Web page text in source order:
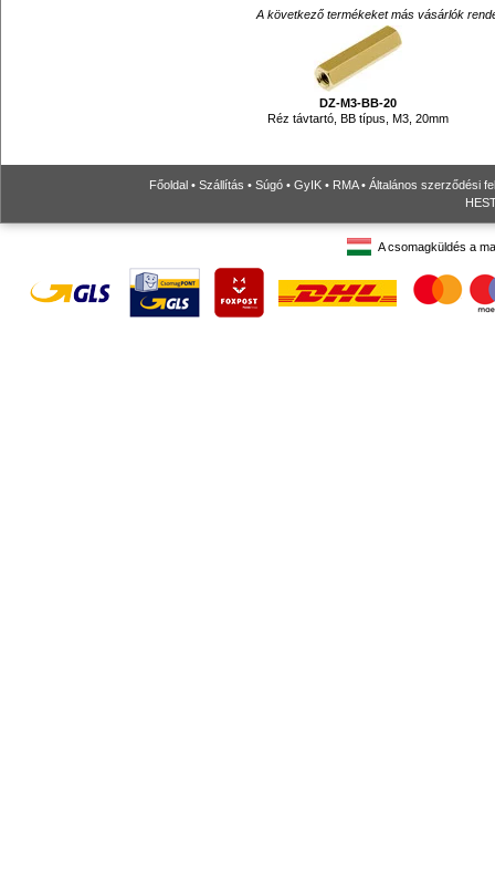
A következő termékeket más vásárlók
DZ-M3-BB-20
Réz távtartó, BB típus, M3, 20mm
Főoldal • Szállítás • Súgó • GyIK • RMA• Általános szerződési
A csomagküldés a